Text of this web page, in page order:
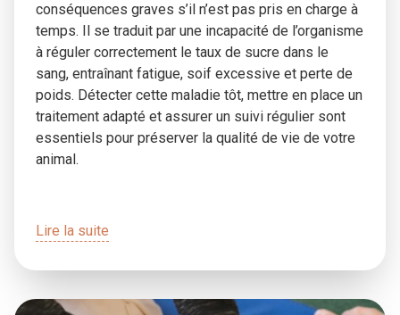
conséquences graves s’il n’est pas pris en charge à
temps. Il se traduit par une incapacité de l’organisme
à réguler correctement le taux de sucre dans le
sang, entraînant fatigue, soif excessive et perte de
poids. Détecter cette maladie tôt, mettre en place un
traitement adapté et assurer un suivi régulier sont
essentiels pour préserver la qualité de vie de votre
animal.
Lire la suite